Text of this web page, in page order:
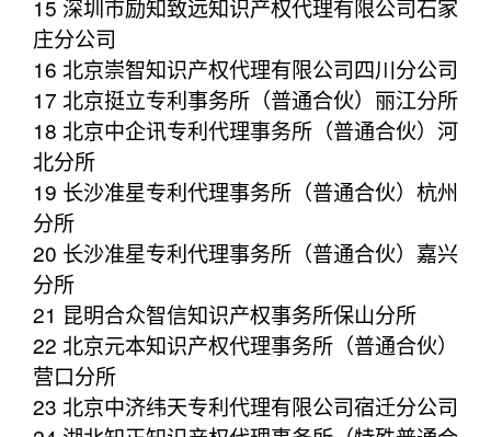
15 深圳市励知致远知识产权代理有限公司石家
庄分公司
16 北京崇智知识产权代理有限公司四川分公司
17 北京挺立专利事务所（普通合伙）丽江分所
18 北京中企讯专利代理事务所（普通合伙）河
北分所
19 长沙准星专利代理事务所（普通合伙）杭州
分所
20 长沙准星专利代理事务所（普通合伙）嘉兴
分所
21 昆明合众智信知识产权事务所保山分所
22 北京元本知识产权代理事务所（普通合伙）
营口分所
23 北京中济纬天专利代理有限公司宿迁分公司